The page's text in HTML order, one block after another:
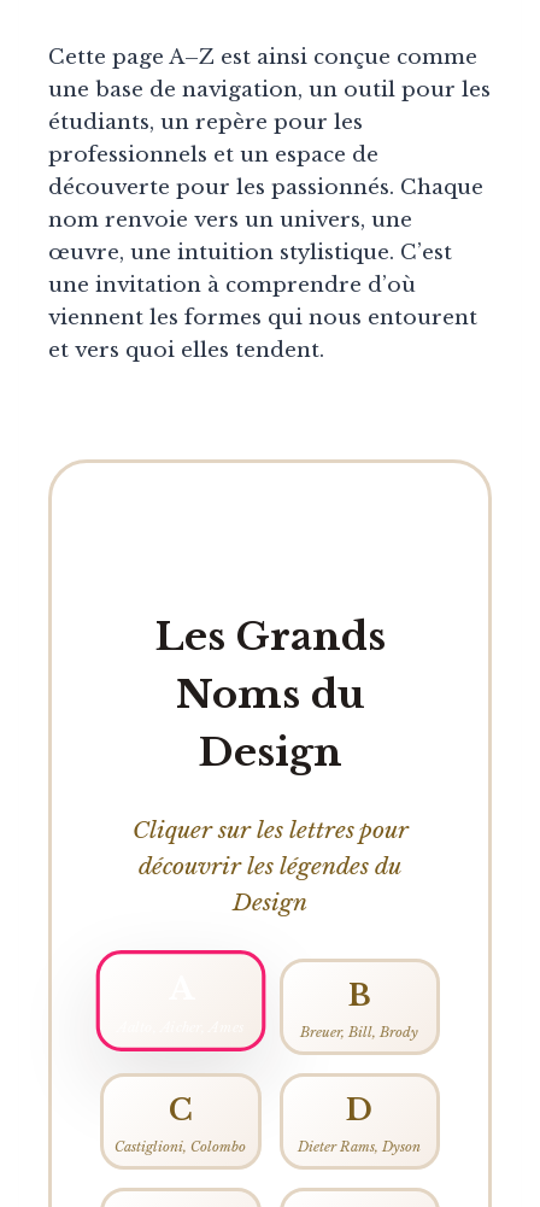
Cette page A–Z est ainsi conçue comme
une base de navigation, un outil pour les
étudiants, un repère pour les
professionnels et un espace de
découverte pour les passionnés. Chaque
nom renvoie vers un univers, une
œuvre, une intuition stylistique. C’est
une invitation à comprendre d’où
viennent les formes qui nous entourent
et vers quoi elles tendent.
Les Grands
Noms du
Design
Cliquer sur les lettres pour
découvrir les légendes du
Design
B
Breuer, Bill, Brody
C
Castiglioni, Colombo
D
Dieter Rams, Dyson